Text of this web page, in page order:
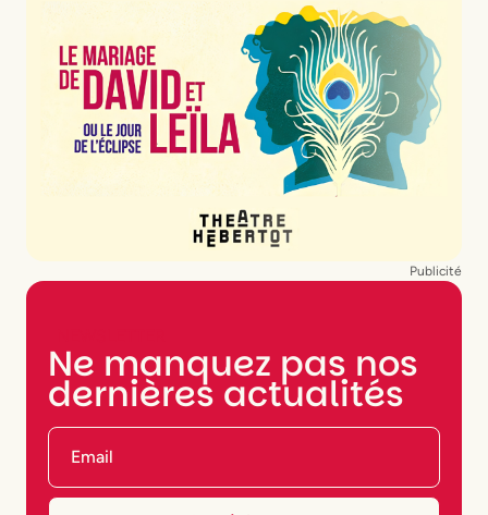
Publicité
Ne manquez pas nos
dernières actualités